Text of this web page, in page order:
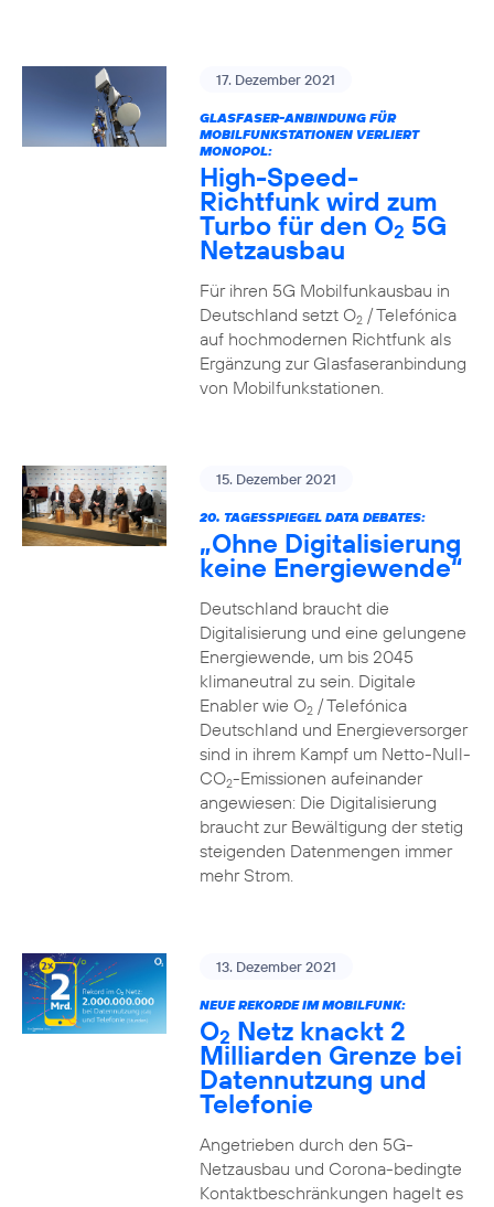
17. Dezember 2021
GLASFASER-ANBINDUNG FÜR
MOBILFUNKSTATIONEN VERLIERT
MONOPOL:
High-Speed-
Richtfunk wird zum
Turbo für den O2 5G
Netzausbau
Für ihren 5G Mobilfunkausbau in
Deutschland setzt O2/ Telefónica
auf hochmodernen Richtfunk als
Ergänzung zur Glasfaseranbindung
von Mobilfunkstationen.
15. Dezember 2021
20. TAGESSPIEGEL DATA DEBATES:
„Ohne Digitalisierung
keine Energiewende“
Deutschland braucht die
Digitalisierung und eine gelungene
Energiewende, um bis 2045
klimaneutral zu sein. Digitale
Enabler wie O2/ Telefónica
Deutschland und Energieversorger
sind in ihrem Kampf um Netto-Null-
CO2-Emissionen aufeinander
angewiesen: Die Digitalisierung
braucht zur Bewältigung der stetig
steigenden Datenmengen immer
mehr Strom.
13. Dezember 2021
NEUE REKORDE IM MOBILFUNK:
O2 Netz knackt 2
Milliarden Grenze bei
Datennutzung und
Telefonie
Angetrieben durch den 5G-
Netzausbau und Corona-bedingte
Kontaktbeschränkungen hagelt es